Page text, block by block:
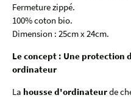
Fermeture zippé.
100% coton bio.
Dimension : 25cm x 24cm.
Le concept : Une protection
ordinateur
La houssed'ordinateurde